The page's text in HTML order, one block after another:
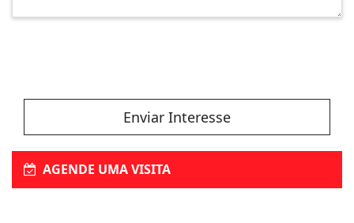
Enviar Interesse
AGENDE UMA VISITA